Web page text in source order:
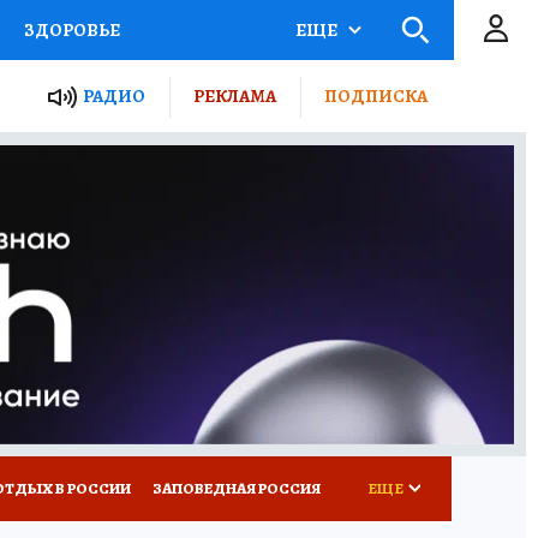
ЗДОРОВЬЕ
ПРОЕКТЫ РОССИИ
ПУТЕВОДИТЕЛЬ
ПОТРЕБИТЕЛЯ
ЕЩЕ
РАДИО РЕКЛАМА ПОДПИСКА
В РОССИИ ЗАПОВЕДНАЯ РОССИЯ ЕЩЕ